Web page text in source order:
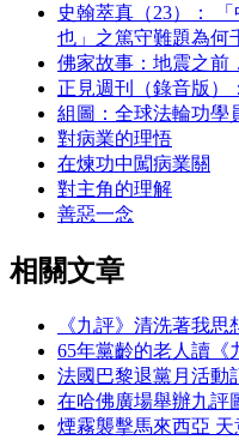
史翰萃真（23）：
也」之篤守難題為何
佛家故事：地震之前
正見週刊（錄音版）
組圖：全球法輪功學
對病業的理悟
在煉功中闖病業關
對主角的理解
善惡一念
相關文章
《九評》清洗著我
65年黨齡的老人讀《
法國巴黎退黨月活動
在哈佛廣場舉辦九評
煙霧襲擊馬來西亞